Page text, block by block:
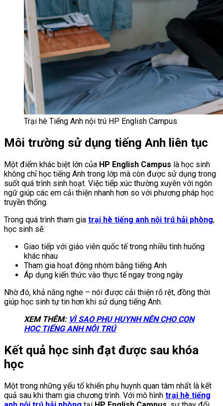
Trại hè Tiếng Anh nội trú HP English Campus
Môi trường sử dụng tiếng Anh liên tục
Một điểm khác biệt lớn của HP English Campus là học sinh
không chỉ học tiếng Anh trong lớp mà còn được sử dụng trong
suốt quá trình sinh hoạt. Việc tiếp xúc thường xuyên với ngôn
ngữ giúp các em cải thiện nhanh hơn so với phương pháp học
truyền thống.
Trong quá trình tham gia trại hè tiếng anh nội trú hải phòng,
học sinh sẽ:
Giao tiếp với giáo viên quốc tế trong nhiều tình huống
khác nhau
Tham gia hoạt động nhóm bằng tiếng Anh
Áp dụng kiến thức vào thực tế ngay trong ngày
Nhờ đó, khả năng nghe – nói được cải thiện rõ rệt, đồng thời
giúp học sinh tự tin hơn khi sử dụng tiếng Anh.
XEM THÊM: VÌ SAO PHỤ HUYNH NÊN CHO CON
HỌC TIẾNG ANH NỘI TRÚ
Kết quả học sinh đạt được sau khóa
học
Một trong những yếu tố khiến phụ huynh quan tâm nhất là kết
quả sau khi tham gia chương trình. Với mô hình trại hè tiếng